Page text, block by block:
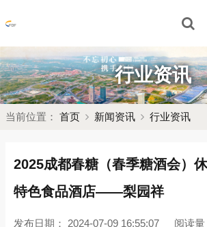
行业资讯
当前位置： 首页 新闻资讯 行业资讯
2025成都春糖（春季糖酒会）
特色食品酒店——梨园祥
发布日期： 2024-07-09 16:55:07 阅读量